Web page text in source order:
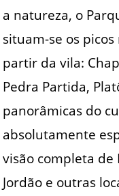
a natureza, o
situam-se os
partir da vila:
Pedra Partida,
panorâmicas do
absolutamente
visão completa de
Jordão e outras